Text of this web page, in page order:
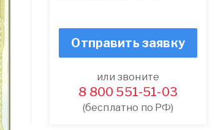
Отправить заявку
или звоните
8 800 551-51-03
(бесплатно по РФ)